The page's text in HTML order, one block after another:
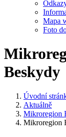
Mapa
Foto
Beskydy
Úvodní
Aktuálně
Mikroregion
Mikroregion